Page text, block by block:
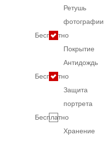
Ретушь
фотографии
Бесплатно
Покрытие
Антидождь
Бесплатно
Защита
портрета
Бесплатно
Хранение